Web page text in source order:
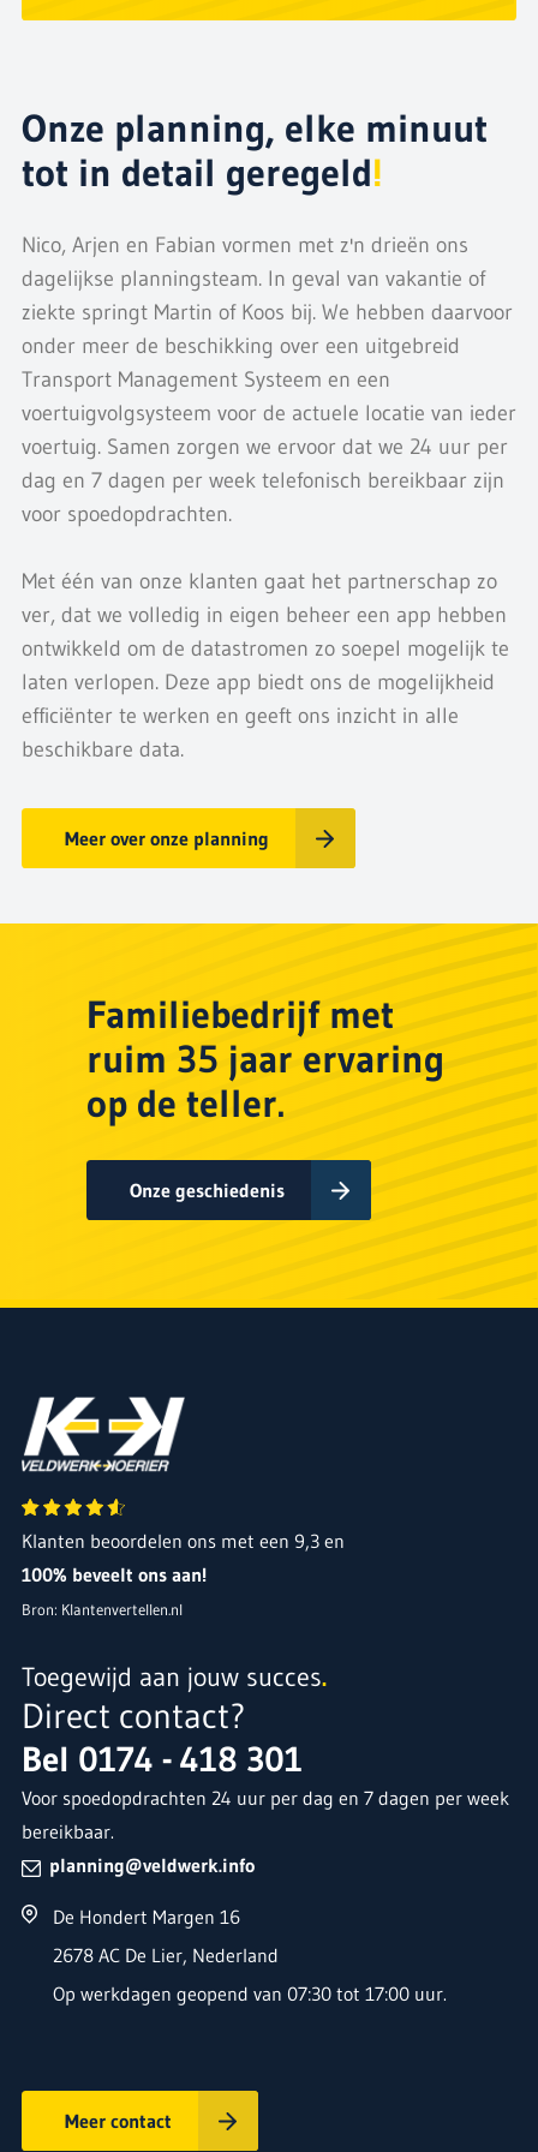
Onze planning, elke minuut
tot in detail geregeld!
Nico, Arjen en Fabian vormen met z'n drieën ons
dagelijkse planningsteam. In geval van vakantie of
ziekte springt Martin of Koos bij. We hebben daarvoor
onder meer de beschikking over een uitgebreid
Transport Management Systeem en een
voertuigvolgsysteem voor de actuele locatie van ieder
voertuig. Samen zorgen we ervoor dat we 24 uur per
dag en 7 dagen per week telefonisch bereikbaar zijn
voor spoedopdrachten.
Met één van onze klanten gaat het partnerschap zo
ver, dat we volledig in eigen beheer een app hebben
ontwikkeld om de datastromen zo soepel mogelijk te
laten verlopen. Deze app biedt ons de mogelijkheid
efficiënter te werken en geeft ons inzicht in alle
beschikbare data.
Meer over onze planning
Familiebedrijf met
ruim 35 jaar ervaring
op de teller.
Onze geschiedenis
Veldwerk Koerier B.V.
Klanten beoordelen ons met een 9,3 en
100% beveelt ons aan!
Bron: Klantenvertellen.nl
Toegewijd aan jouw succes.
Direct contact?
Bel 0174 - 418 301
Voor spoedopdrachten 24 uur per dag en 7 dagen per week
bereikbaar.
planning@veldwerk.info
De Hondert Margen 16
2678 AC De Lier, Nederland
Op werkdagen geopend van 07:30 tot 17:00 uur.
Meer contact
Naam*